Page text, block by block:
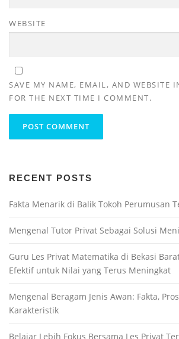
WEBSITE
SAVE MY NAME, EMAIL, AND WEBSITE
FOR THE NEXT TIME I COMMENT.
RECENT POSTS
Fakta Menarik di Balik Tokoh Perumusan
Mengenal Tutor Privat Sebagai Solusi
Guru Les Privat Matematika di Bekasi
Efektif untuk Nilai yang Terus Meningkat
Mengenal Beragam Jenis Awan: Fakta,
Karakteristik
Belajar Lebih Fokus Bersama Les Privat